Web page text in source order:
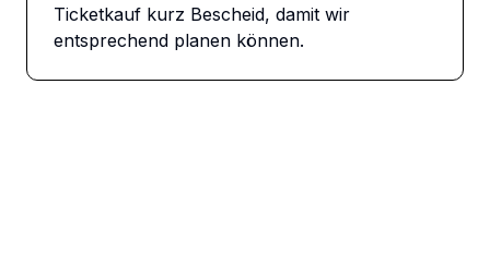
Ticketkauf kurz Bescheid, damit wir
entsprechend planen können.